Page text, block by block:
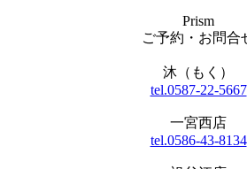
Prism
ご予約・お問合
沐（もく）
tel.0587-22-5667
一宮西店
tel.0586-43-8134